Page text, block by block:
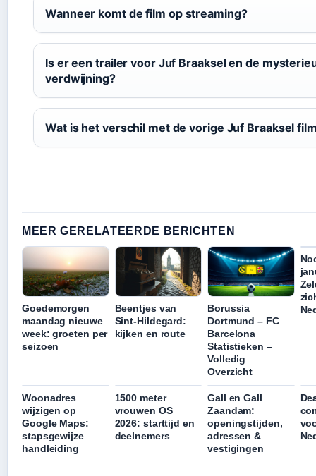
Wanneer komt de film op streaming?
Is er een trailer voor Juf Braaksel en de
verdwijning?
Wat is het verschil met de vorige Juf Braaksel
MEER GERELATEERDE BERICHTEN
Goedemorgen
maandag nieuwe
week: groeten per
seizoen
Beentjes van
Sint-Hildegard:
kijken en route
Borussia
Dortmund – FC
Barcelona
Statistieken –
Volledig
Overzicht
Woonadres
wijzigen op
Google Maps:
stapsgewijze
handleiding
1500 meter
vrouwen OS
2026: starttijd en
deelnemers
Gall en Gall
Zaandam:
openingstijden,
adressen &
vestigingen